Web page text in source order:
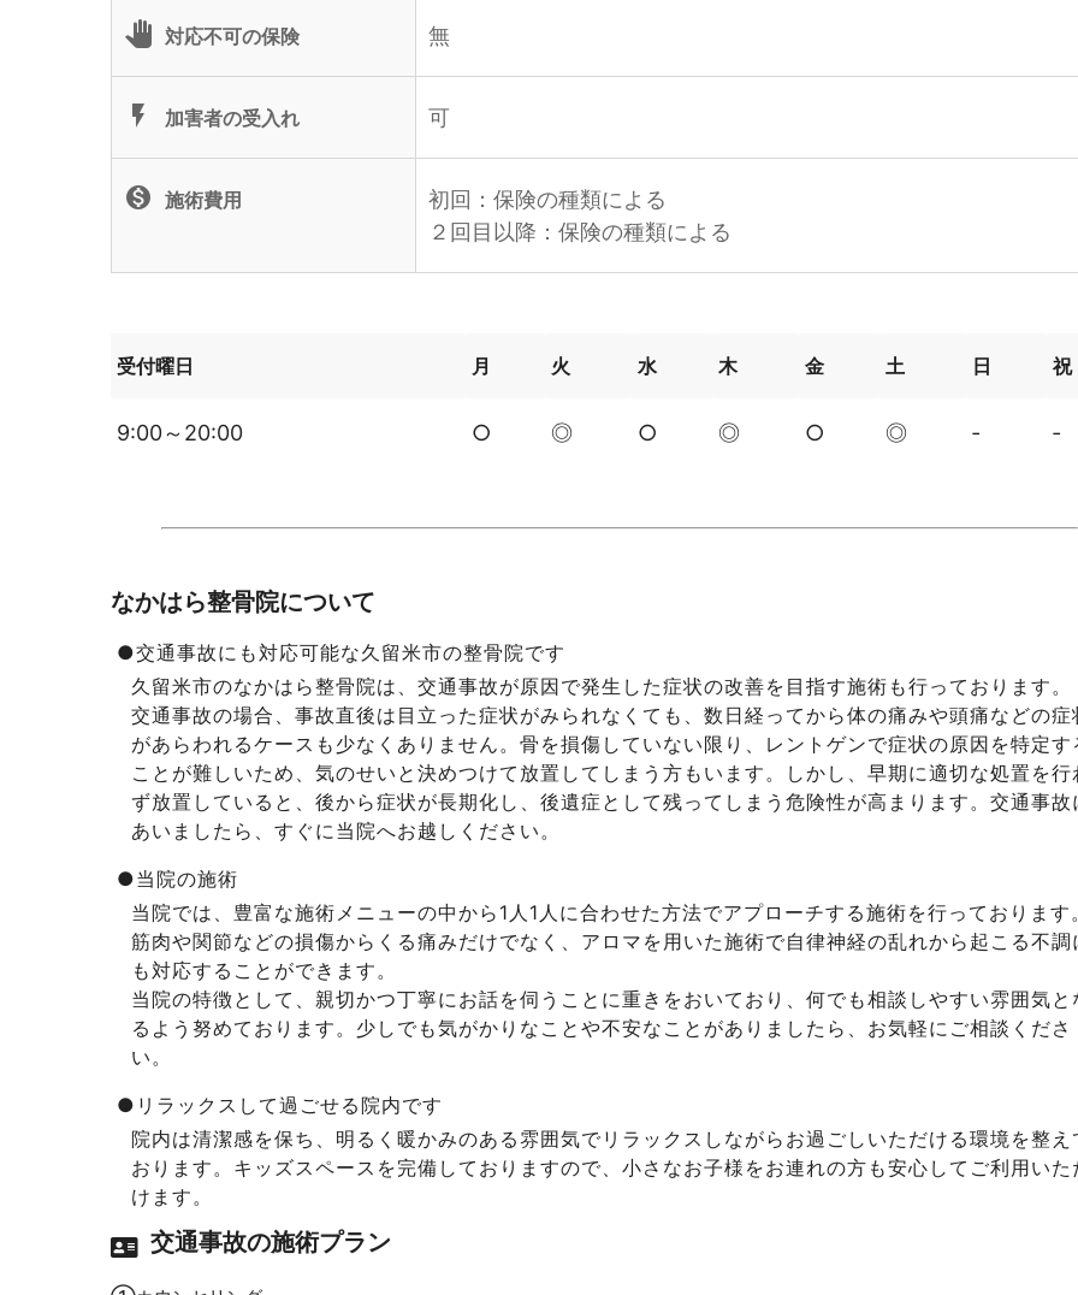
pan_tool 対応不可の保険 無
flash_on 加害者の受入れ 可
monetization_on 施術費用
初回：保険の種類による
２回目以降：保険の種類による
受付曜日 月 火 水 木 金 土 日 祝
9:00～20:00 ○ ◎ ○ ◎ ○ ◎ ‐ ‐
なかはら整骨院について
●交通事故にも対応可能な久留米市の整骨院です
久留米市のなかはら整骨院は、交通事故が原因で発生した症状の改善を目指す施術も行っております。
交通事故の場合、事故直後は目立った症状がみられなくても、数日経ってから体の痛みや頭痛などの症
があらわれるケースも少なくありません。骨を損傷していない限り、レントゲンで症状の原因を特定す
ことが難しいため、気のせいと決めつけて放置してしまう方もいます。しかし、早期に適切な処置を行
ず放置していると、後から症状が長期化し、後遺症として残ってしまう危険性が高まります。交通事故
あいましたら、すぐに当院へお越しください。
●当院の施術
当院では、豊富な施術メニューの中から1人1人に合わせた方法でアプローチする施術を行っております
筋肉や関節などの損傷からくる痛みだけでなく、アロマを用いた施術で自律神経の乱れから起こる不調
も対応することができます。
当院の特徴として、親切かつ丁寧にお話を伺うことに重きをおいており、何でも相談しやすい雰囲気と
るよう努めております。少しでも気がかりなことや不安なことがありましたら、お気軽にご相談くださ
い。
●リラックスして過ごせる院内です
院内は清潔感を保ち、明るく暖かみのある雰囲気でリラックスしながらお過ごしいただける環境を整え
おります。キッズスペースを完備しておりますので、小さなお子様をお連れの方も安心してご利用いた
けます。
交通事故の施術プラン